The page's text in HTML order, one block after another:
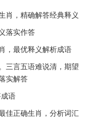
肖，精确解答经典释义
落实作答
，最优释义解析成语
三言五语难说清，期望
实解答
语
佳正确生肖，分析词汇